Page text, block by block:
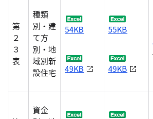
第
２
３
表
種類
別・建
て方
別・地
域別新
設住宅
54KB
49KB
55KB
49KB
資金